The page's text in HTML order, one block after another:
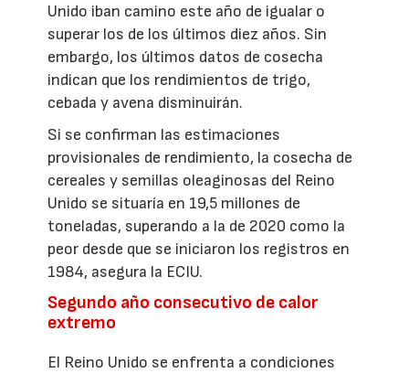
Unido iban camino este año de igualar o
superar los de los últimos diez años. Sin
embargo, los últimos datos de cosecha
indican que los rendimientos de trigo,
cebada y avena disminuirán.
Si se confirman las estimaciones
provisionales de rendimiento, la cosecha de
cereales y semillas oleaginosas del Reino
Unido se situaría en 19,5 millones de
toneladas, superando a la de 2020 como la
peor desde que se iniciaron los registros en
1984, asegura la ECIU.
Segundo año consecutivo de calor
extremo
El Reino Unido se enfrenta a condiciones